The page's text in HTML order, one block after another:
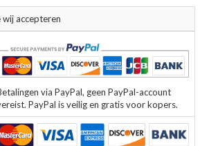
accepteren
via PayPal, geen PayPal-account
PayPal is veilig en gratis voor kopers.